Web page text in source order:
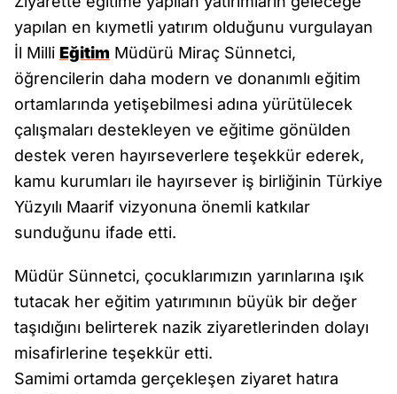
yapılan en kıymetli yatırım olduğunu vurgulayan
İl Milli Eğitim Müdürü Miraç Sünnetci,
öğrencilerin daha modern ve donanımlı eğitim
ortamlarında yetişebilmesi adına yürütülecek
çalışmaları destekleyen ve eğitime gönülden
destek veren hayırseverlere teşekkür ederek,
kamu kurumları ile hayırsever iş birliğinin Türkiye
Yüzyılı Maarif vizyonuna önemli katkılar
sunduğunu ifade etti.
Müdür Sünnetci, çocuklarımızın yarınlarına ışık
tutacak her eğitim yatırımının büyük bir değer
taşıdığını belirterek nazik ziyaretlerinden dolayı
misafirlerine teşekkür etti.
Samimi ortamda gerçekleşen ziyaret hatıra